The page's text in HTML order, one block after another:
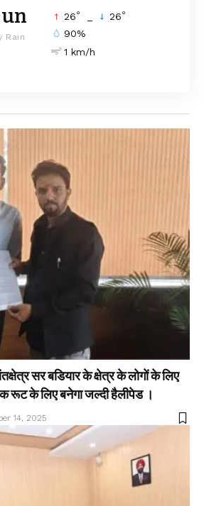
Rain
26° 26°
90%
1 km/h
सर बडियार के क्षेत्र के लोगों के लिए
रूट के लिए बनेगा जल्दी हैलीपेड ।
14, 2025